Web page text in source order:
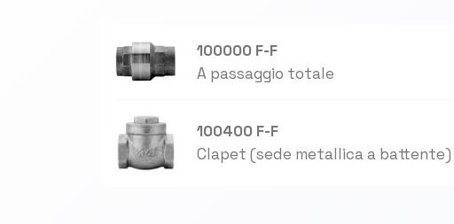
100000 F-F
A passaggio totale
100400 F-F
Clapet (sede metallica a battente)